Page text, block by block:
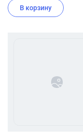
В корзину